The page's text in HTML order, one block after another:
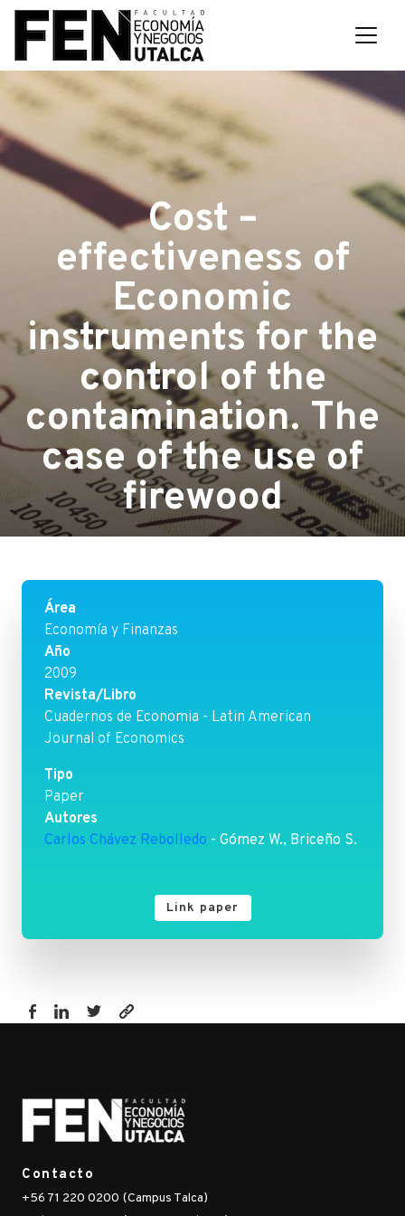
Cost –
effectiveness of
Economic
instruments for the
control of the
contamination. The
case of the use of
firewood
Área
Economía y Finanzas
Año
2009
Revista/Libro
Cuadernos de Economia - Latin American
Journal of Economics
Tipo
Paper
Autores
Carlos Chávez Rebolledo - Gómez W., Briceño S.
Link paper
economic-
instruments-
for-
the-
of-
Contacto
+56 71 220 0200 (Campus Talca)